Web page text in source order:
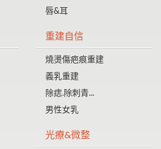
唇&耳
重建自信
燒燙傷疤痕重建
義乳重建
除痣.除刺青...
男性女乳
光療&微整